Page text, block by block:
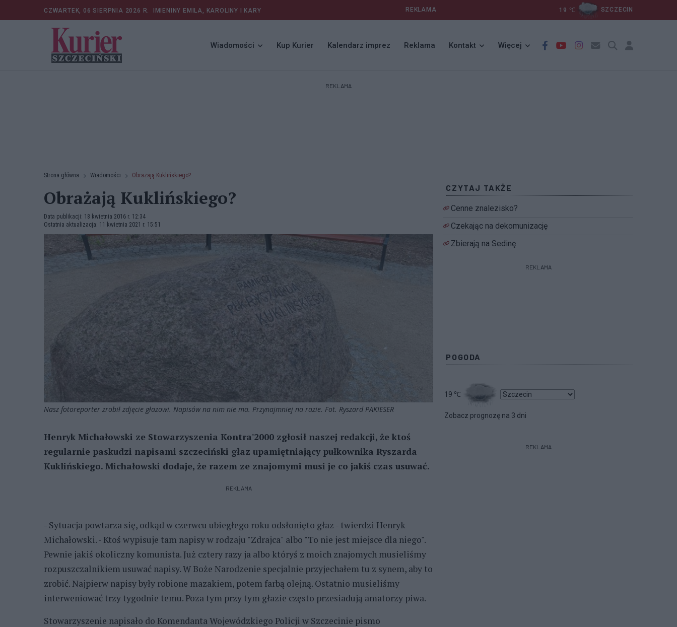
CZWARTEK, 06 SIERPNIA 2026 R. IMIENINY EMILA, KAROLINY I KARY REKLAMA 19 ℃ SZCZECIN
Wiadomości Kup Kurier Kalendarz imprez Reklama Kontakt Więcej
REKLAMA
Strona główna Wiadomości Obrażają Kuklińskiego?
Obrażają Kuklińskiego?
Data publikacji: 18 kwietnia 2016 r. 12:34
Ostatnia aktualizacja: 11 kwietnia 2021 r. 15:51
Nasz fotoreporter zrobił zdjęcie głazowi. Napisów na nim nie ma. Przynajmniej na razie. Fot. Ryszard PAKIESER
Henryk Michałowski ze Stowarzyszenia Kontra'2000 zgłosił naszej redakcji, że ktoś
regularnie paskudzi napisami szczeciński głaz upamiętniający pułkownika Ryszarda
Kuklińskiego. Michałowski dodaje, że razem ze znajomymi musi je co jakiś czas usuwać.
REKLAMA
- Sytuacja powtarza się, odkąd w czerwcu ubiegłego roku odsłonięto głaz - twierdzi Henryk
Michałowski. - Ktoś wypisuje tam napisy w rodzaju "Zdrajca" albo "To nie jest miejsce dla niego".
Pewnie jakiś okoliczny komunista. Już cztery razy ja albo któryś z moich znajomych musieliśmy
rozpuszczalnikiem usuwać napisy. W Boże Narodzenie specjalnie przyjechałem tu z synem, aby to
zrobić. Najpierw napisy były robione mazakiem, potem farbą olejną. Ostatnio musieliśmy
interweniować trzy tygodnie temu. Poza tym przy tym głazie często przesiadują amatorzy piwa.
Stowarzyszenie napisało do Komendanta Wojewódzkiego Policji w Szczecinie pismo
CZYTAJ TAKŻE
Cenne znalezisko?
Czekając na dekomunizację
Zbierają na Sedinę
REKLAMA
POGODA
19 ℃
Zobacz prognozę na 3 dni
REKLAMA